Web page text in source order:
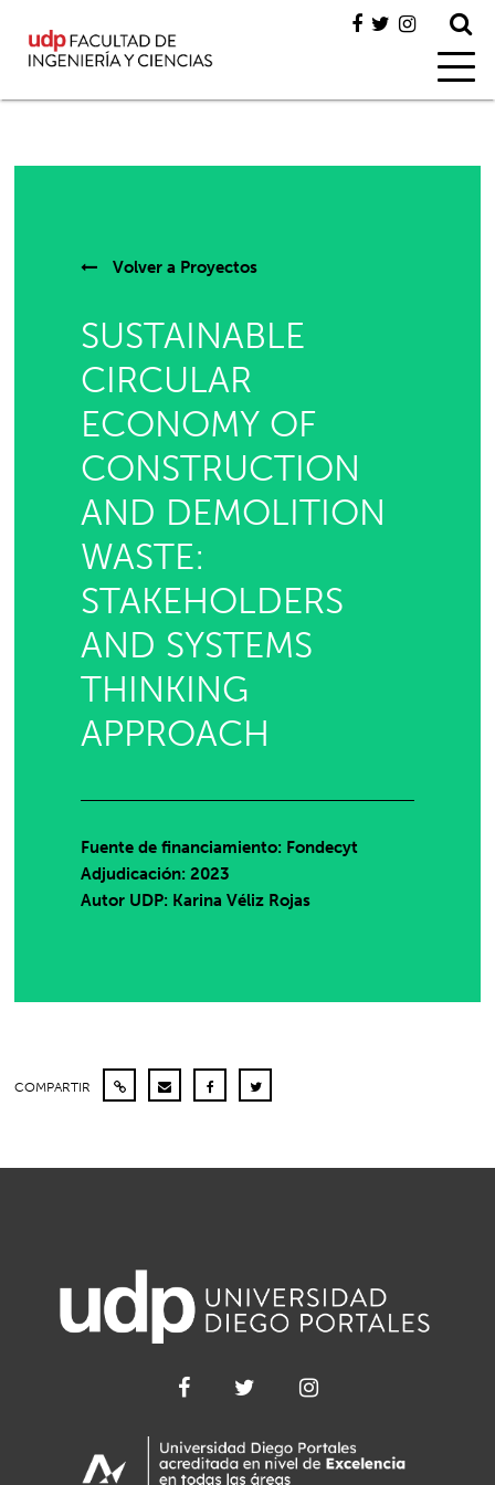
Volver a Proyectos
SUSTAINABLE
CIRCULAR
ECONOMY OF
CONSTRUCTION
AND DEMOLITION
WASTE:
STAKEHOLDERS
AND SYSTEMS
THINKING
APPROACH
Fuente de financiamiento: Fondecyt
Adjudicación: 2023
Autor UDP: Karina Véliz Rojas
COMPARTIR